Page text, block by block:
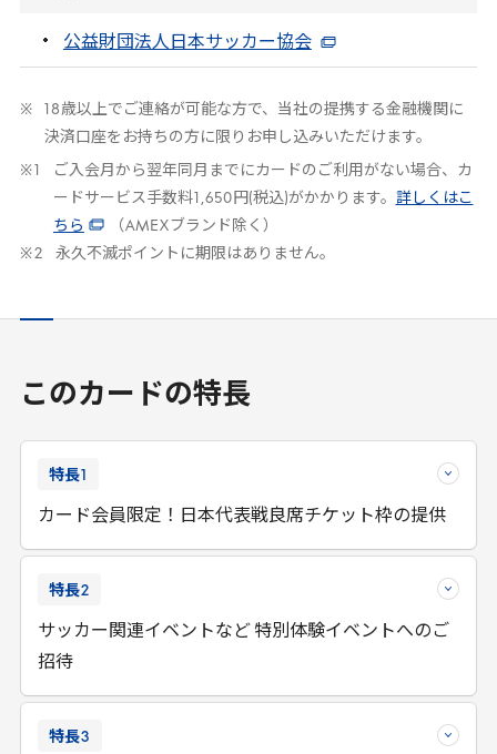
公益財団法人日本サッカー協会
18 歳以上でご連絡が可能な方で、当社の提携する金融機関に
決済口座をお持ちの方に限りお申し込みいただけます。
ご入会月から翌年同月までにカードのご利用がない場合、カ
ードサービス手数料
,650 円(税込)がかかります。 詳しくはこ
ちら
（AMEX ブランド除く）
永久不滅ポイントに期限はありません。
このカードの特長
特長1
カード会員限定！日本代表戦良席チケット枠の提供
特長2
サッカー関連イベントなど 特別体験イベントへのご
招待
特長3